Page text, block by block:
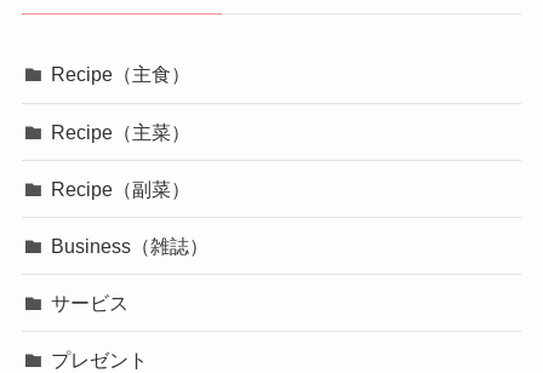
Recipe（主食）
Recipe（主菜）
Recipe（副菜）
Business（雑誌）
サービス
プレゼント